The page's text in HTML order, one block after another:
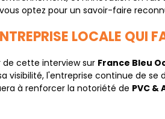
optez pour un savoir-faire
LOCALE QUI
de cette interview sur France Bleu
visibilité, l'entreprise continue de
à renforcer la notoriété de PVC &